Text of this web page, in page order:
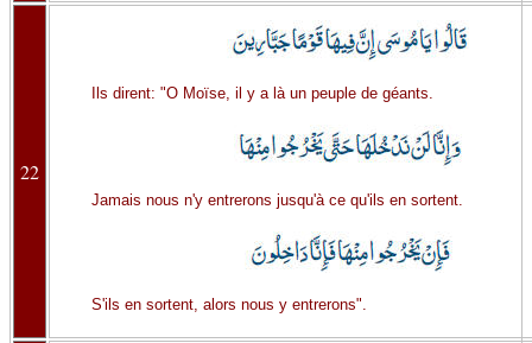
22
Ils dirent: "O Moïse, il y a là un peuple de géants.
Jamais nous n'y entrerons jusqu'à ce qu'ils en sortent.
S'ils en sortent, alors nous y entrerons".